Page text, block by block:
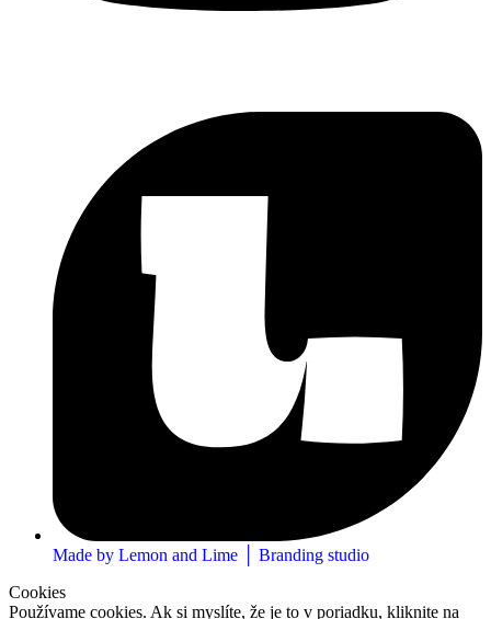
Made by Lemon and Lime │ Branding studio
Cookies
Používame cookies. Ak si myslíte, že je to v poriadku, kliknite na